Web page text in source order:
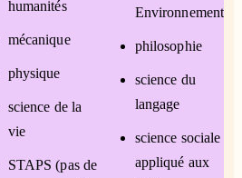
humanités
mécanique
physique
science de la
vie
STAPS (pas de
Environnement
philosophie
science du
langage
science sociale
appliqué aux